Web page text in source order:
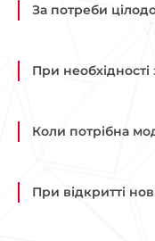
За потреби
При необхідності
Коли потрібна
При відкритті